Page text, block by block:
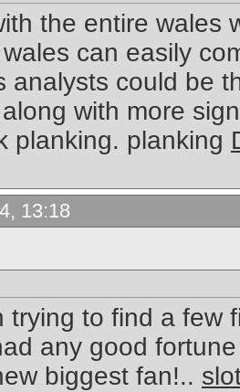
the entire wales
can easily
analysts could be
with more
planking. planking
13:18
trying to find a
any good
biggest fan!..